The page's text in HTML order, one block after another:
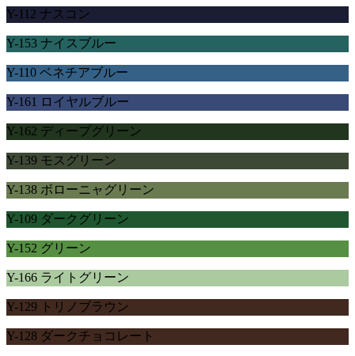
Y-112 ナスコン
Y-153 ナイスブルー
Y-110 ベネチアブルー
Y-161 ロイヤルブルー
Y-162 ディープグリーン
Y-139 モスグリーン
Y-138 ボローニャグリーン
Y-109 ダークグリーン
Y-152 グリーン
Y-166 ライトグリーン
Y-129 トリノブラウン
Y-128 ダークチョコレート